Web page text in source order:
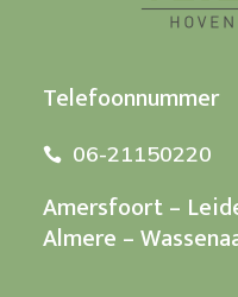
Telefoonnummer
 06-21150220
Amersfoort –
Almere –